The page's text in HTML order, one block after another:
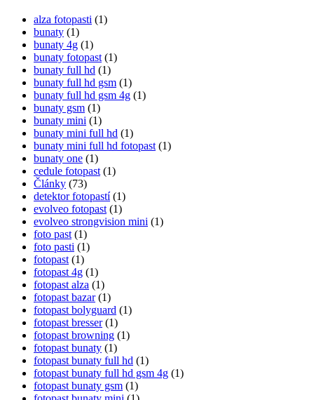
alza fotopasti (1)
bunaty (1)
bunaty 4g (1)
bunaty fotopast (1)
bunaty full hd (1)
bunaty full hd gsm (1)
bunaty full hd gsm 4g (1)
bunaty gsm (1)
bunaty mini (1)
bunaty mini full hd (1)
bunaty mini full hd fotopast (1)
bunaty one (1)
cedule fotopast (1)
Články (73)
detektor fotopastí(1)
evolveo fotopast (1)
evolveo strongvision mini (1)
foto past (1)
foto pasti (1)
fotopast (1)
fotopast 4g (1)
fotopast alza (1)
fotopast bazar(1)
fotopast bolyguard (1)
fotopast bresser(1)
fotopast browning (1)
fotopast bunaty (1)
fotopast bunaty full hd (1)
fotopast bunaty full hd gsm 4g (1)
fotopast bunaty gsm (1)